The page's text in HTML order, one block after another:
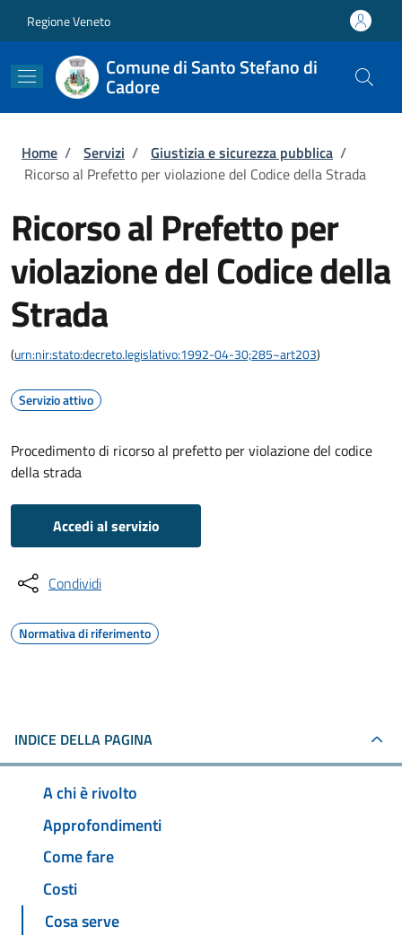
Regione Veneto
Comune di Santo Stefano di
Cadore
Briciole di pane
Home / Servizi / Giustizia e sicurezza pubblica /
Ricorso al Prefetto per violazione del Codice della Strada
Ricorso al Prefetto per
violazione del Codice della
Strada
(urn:nir:stato:decreto.legislativo:1992-04-30;285~art203)
Servizio attivo
Procedimento di ricorso al prefetto per violazione del codice
della strada
Accedi al servizio
Condividi
Normativa di riferimento
INDICE DELLA PAGINA
A chi è rivolto
Approfondimenti
Come fare
Costi
Cosa serve